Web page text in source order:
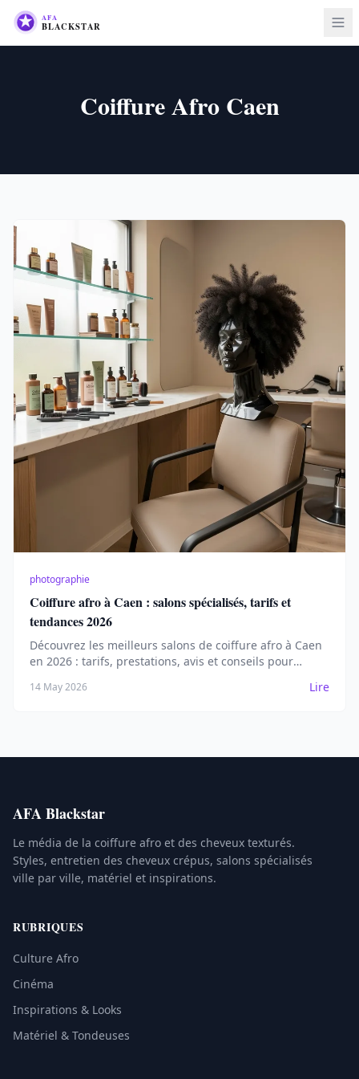
Coiffure Afro Caen
photographie
Coiffure afro à Caen : salons spécialisés, tarifs et
tendances 2026
Découvrez les meilleurs salons de coiffure afro à Caen
en 2026 : tarifs, prestations, avis et conseils pour
14 May 2026 Lire
AFA Blackstar
Le média de la coiffure afro et des cheveux texturés.
Styles, entretien des cheveux crépus, salons spécialisés
ville par ville, matériel et inspirations.
RUBRIQUES
Culture Afro
Cinéma
Inspirations & Looks
Matériel & Tondeuses